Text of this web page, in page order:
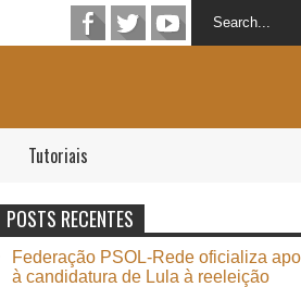
Tutoriais
POSTS RECENTES
Federação PSOL-Rede oficializa
à candidatura de Lula à reeleição